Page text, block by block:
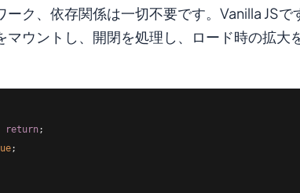
ーク、依存関係は一切不要です。Vanilla JS
マウントし、開閉を処理し、ロード時の拡大
return;
;